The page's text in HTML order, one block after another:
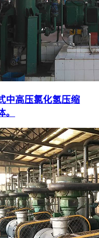
中高压氯化氢压缩